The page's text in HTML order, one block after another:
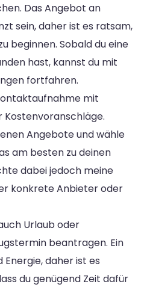
Das Angebot an
sein, daher ist es ratsam,
beginnen. Sobald du eine
hast, kannst du mit
fortfahren.
mit
Angebote und wähle
am besten zu deinen
dabei jedoch meine
konkrete Anbieter oder
Urlaub oder
beantragen. Ein
daher ist es
du genügend Zeit dafür